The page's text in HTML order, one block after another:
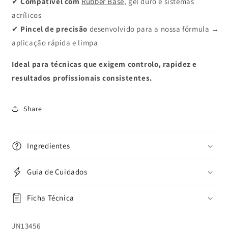
acrílicos
✔ Pincel de precisão desenvolvido para a nossa fórmula →
aplicação rápida e limpa
Ideal para técnicas que exigem controlo, rapidez e
resultados profissionais consistentes.
Share
Ingredientes
Guia de Cuidados
Ficha Técnica
SKU:
JN13456